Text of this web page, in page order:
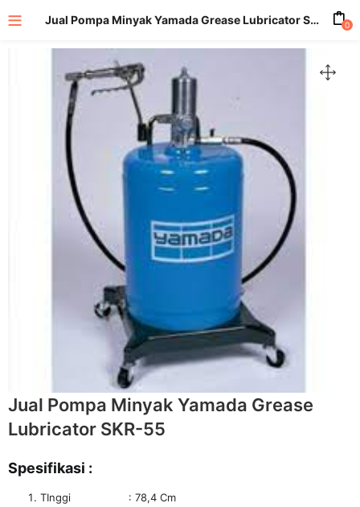
(All Product)
Jual Pompa Minyak Yamada Grease Lubricator SKR-55 0
Jual Pompa Minyak Yamada Grease
Lubricator SKR-55
Spesifikasi :
TInggi : 78,4 Cm